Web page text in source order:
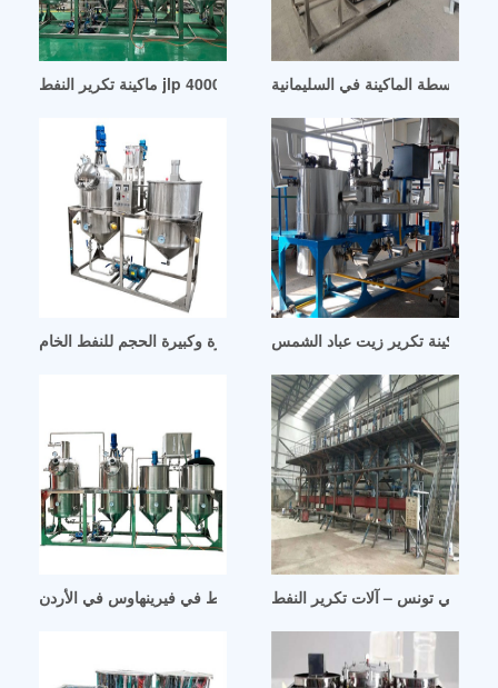
ماكينة تكرير النفط jlp 4000 في قطربواسطة الماكينة في السليمانية
العراق مصفاة نفط كبيرة وكبيرة الحجم للنفط الخامماكينة تكرير زيت عباد الشمس
غلاية ثيرماكس سعة 6 طن لمصفاة النفط في فيرينهاوس في الأردن
في تونس – آلات تكرير النفط